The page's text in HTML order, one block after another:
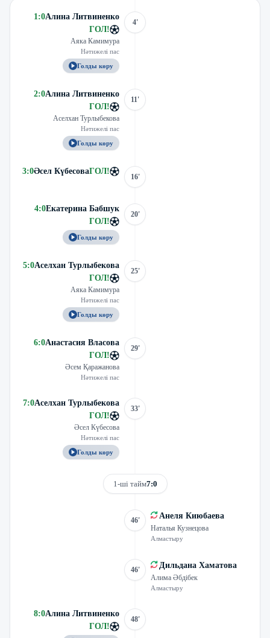
1:0Алина Литвиненко
ГОЛ!
Аяка Камимура
Нәтижелі пас
Голды көру
4'
2:0Алина Литвиненко
ГОЛ!
Аселхан Турлыбекова
Нәтижелі пас
Голды көру
11'
3:0Әсел КүбесоваГОЛ!
16'
4:0Екатерина Бабшук
ГОЛ!
Голды көру
20'
5:0Аселхан Турлыбекова
ГОЛ!
Аяка Камимура
Нәтижелі пас
Голды көру
25'
6:0Анастасия Власова
ГОЛ!
Әсем Қаражанова
Нәтижелі пас
29'
7:0Аселхан Турлыбекова
ГОЛ!
Әсел Күбесова
Нәтижелі пас
Голды көру
33'
1-ші тайм7:0
46' Анеля Киюбаева
Наталья Кузнецова
Алмастыру
46' Дильдана Хаматова
Алима Әбдібек
Алмастыру
8:0Алина Литвиненко
ГОЛ!
48'